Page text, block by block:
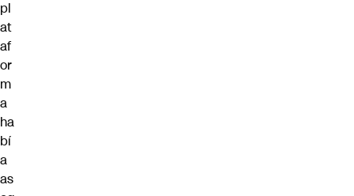
pl
at
af
or
m
a
ha
bí
a
as